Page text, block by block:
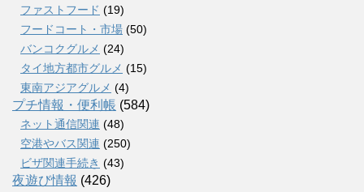
ファストフード (19)
フードコート・市場 (50)
バンコクグルメ (24)
タイ地方都市グルメ (15)
東南アジアグルメ (4)
プチ情報・便利帳 (584)
ネット通信関連 (48)
空港やバス関連 (250)
ビザ関連手続き (43)
夜遊び情報 (426)